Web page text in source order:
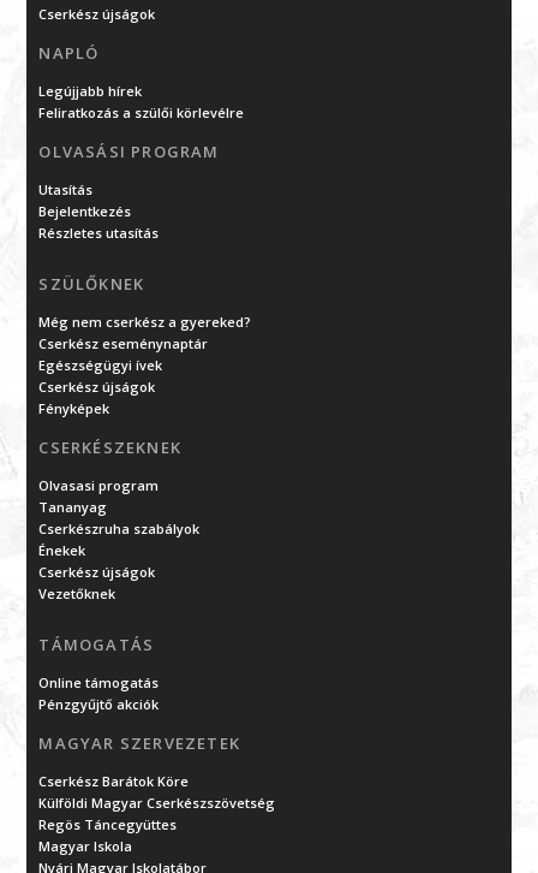
Cserkész újságok
NAPLÓ
Legújjabb hírek
Feliratkozás a szülői körlevélre
OLVASÁSI PROGRAM
Utasítás
Bejelentkezés
Részletes utasítás
SZÜLŐKNEK
Még nem cserkész a gyereked?
Cserkész eseménynaptár
Egészségügyi ívek
Cserkész újságok
Fényképek
CSERKÉSZEKNEK
Olvasasi program
Tananyag
Cserkészruha szabályok
Énekek
Cserkész újságok
Vezetőknek
TÁMOGATÁS
Online támogatás
Pénzgyűjtő akciók
MAGYAR SZERVEZETEK
Cserkész Barátok Köre
Külföldi Magyar Cserkészszövetség
Regös Táncegyüttes
Magyar Iskola
Nyári Magyar Iskolatábor